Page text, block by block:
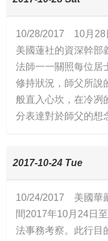
10/28/2017 10月28
美國蓮社的資深幹部
法師一一關照每位居
修持狀況，師父所說
般直入心坎，在冷冽
分表達對於師父的想
2017-10-24 Tue
10/24/2017 美國華
間2017年10月24日
法事務考察。此行目